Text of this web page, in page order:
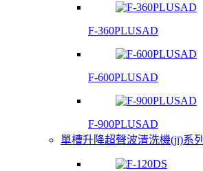
F-360PLUSAD
F-600PLUSAD
F-900PLUSAD
單槽升降超聲波清洗機(jī)系列